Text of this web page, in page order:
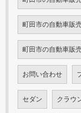
町田市の自動車販
町田市の自動車販
お問い合わせ
セダン クラウ